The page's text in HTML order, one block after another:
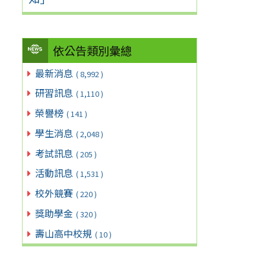
依公告類別彙總
最新消息 ( 8,992 )
研習訊息 ( 1,110 )
榮譽榜 ( 141 )
學生消息 ( 2,048 )
考試訊息 ( 205 )
活動訊息 ( 1,531 )
校外競賽 ( 220 )
獎助學金 ( 320 )
壽山高中校規 ( 10 )